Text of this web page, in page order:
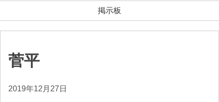
掲示板
菅平
2019年12月27日